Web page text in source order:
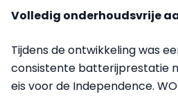
Volledig onderhoudsvrije
Tijdens de ontwikkeling was
consistente batterijprestatie
eis voor de Independence.